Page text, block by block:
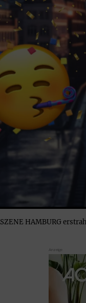
SZENE HAMBURG